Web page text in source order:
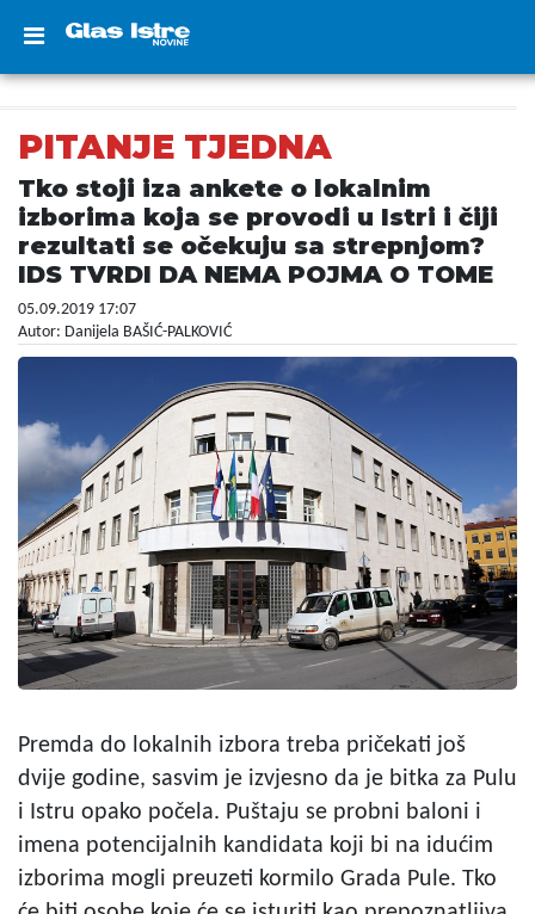
PITANJE TJEDNA
Tko stoji iza ankete o lokalnim
izborima koja se provodi u Istri i čiji
rezultati se očekuju sa strepnjom?
IDS TVRDI DA NEMA POJMA O TOME
05.09.2019 17:07
Autor: Danijela BAŠIĆ-PALKOVIĆ
Premda do lokalnih izbora treba pričekati još
dvije godine, sasvim je izvjesno da je bitka za Pulu
i Istru opako počela. Puštaju se probni baloni i
imena potencijalnih kandidata koji bi na idućim
izborima mogli preuzeti kormilo Grada Pule. Tko